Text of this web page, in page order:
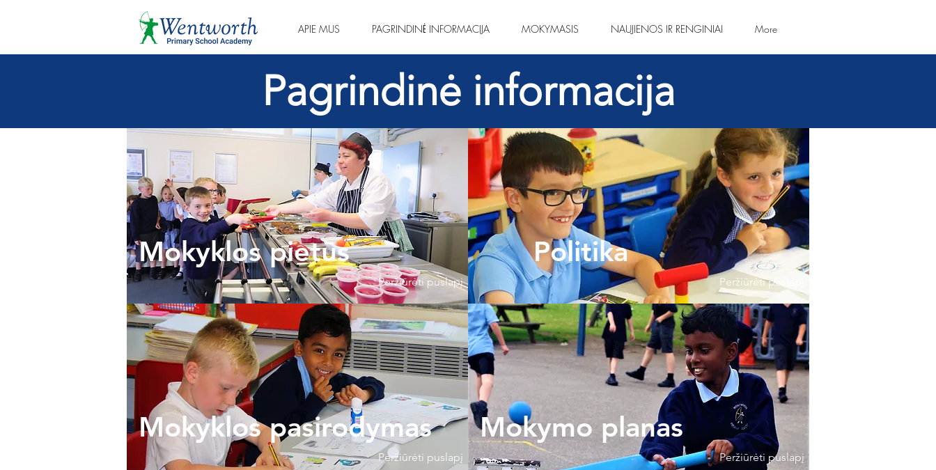
APIE MUS PAGRINDINĖ INFORMACIJA MOKYMASIS NAUJIENOS IR RENGINIAI More
Pagrindinė informacija
Mokyklos pietūs
Peržiūrėti puslapį
Mokyklos pasirodymas
Peržiūrėti puslapį
Politika
Peržiūrėti puslapį
Mokymo planas
Peržiūrėti puslapį